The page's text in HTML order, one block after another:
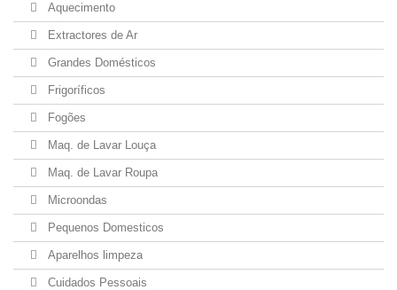
Aquecimento
Extractores de Ar
Grandes Domésticos
Frigoríficos
Fogões
Maq. de Lavar Louça
Maq. de Lavar Roupa
Microondas
Pequenos Domesticos
Aparelhos limpeza
Cuidados Pessoais